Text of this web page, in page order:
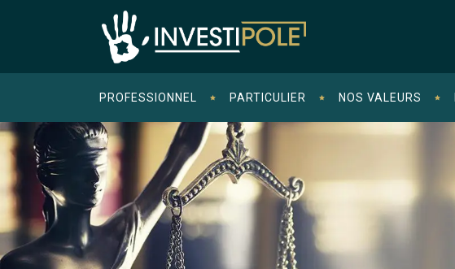
PROFESSIONNEL PARTICULIER NOS VALEURS